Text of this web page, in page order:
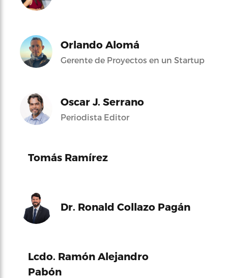
Orlando Alomá
Gerente de Proyectos en un Startup
Oscar J. Serrano
Periodista Editor
Tomás Ramírez
Dr. Ronald Collazo Pagán
Lcdo. Ramón Alejandro
Pabón